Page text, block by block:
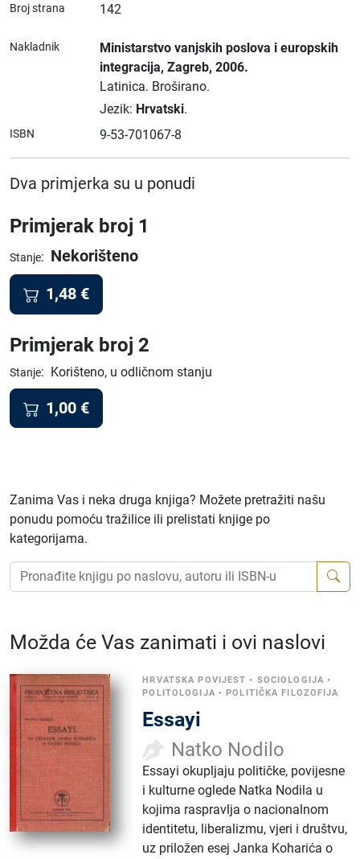
Broj strana 142
Nakladnik
Ministarstvo vanjskih poslova i europskih
integracija, Zagreb, 2006.
Latinica. Broširano.
Jezik: Hrvatski.
ISBN 9-53-701067-8
Dva primjerka su u ponudi
Primjerak broj 1
Stanje: Nekorišteno
1,48 €
Primjerak broj 2
Stanje: Korišteno, u odličnom stanju
1,00 €
Zanima Vas i neka druga knjiga? Možete pretražiti našu
ponudu pomoću tražilice ili prelistati knjige po
kategorijama.
Možda će Vas zanimati i ovi naslovi
HRVATSKA POVIJEST • SOCIOLOGIJA •
POLITOLOGIJA • POLITIČKA FILOZOFIJA
Essayi
Natko Nodilo
Essayi okupljaju političke, povijesne
i kulturne oglede Natka Nodila u
kojima raspravlja o nacionalnom
identitetu, liberalizmu, vjeri i društvu,
uz priložen esej Janka Koharića o